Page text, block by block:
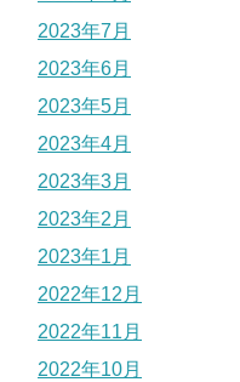
2023年7月
2023年6月
2023年5月
2023年4月
2023年3月
2023年2月
2023年1月
2022年12月
2022年11月
2022年10月